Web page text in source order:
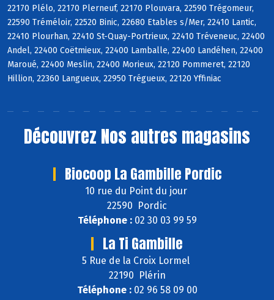
22170 Plélo, 22170 Plerneuf, 22170 Plouvara, 22590 Trégomeur,
22590 Tréméloir, 22520 Binic, 22680 Etables s/Mer, 22410 Lantic,
22410 Plourhan, 22410 St-Quay-Portrieux, 22410 Tréveneuc, 22400
Andel, 22400 Coëtmieux, 22400 Lamballe, 22400 Landéhen, 22400
Maroué, 22400 Meslin, 22400 Morieux, 22120 Pommeret, 22120
Hillion, 22360 Langueux, 22950 Trégueux, 22120 Yffiniac
Découvrez Nos autres magasins
Biocoop La Gambille Pordic
10 rue du Point du jour
22590 Pordic
Téléphone :02 30 03 99 59
La Ti Gambille
5 Rue de la Croix Lormel
22190 Plérin
Téléphone :02 96 58 09 00